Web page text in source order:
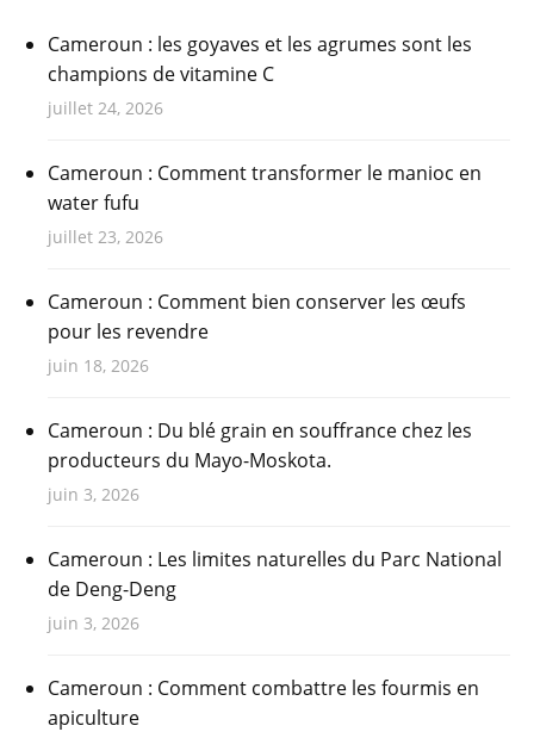
Cameroun : les goyaves et les agrumes sont les
champions de vitamine C
juillet 24, 2026
Cameroun : Comment transformer le manioc en
water fufu
juillet 23, 2026
Cameroun : Comment bien conserver les œufs
pour les revendre
juin 18, 2026
Cameroun : Du blé grain en souffrance chez les
producteurs du Mayo-Moskota.
juin 3, 2026
Cameroun : Les limites naturelles du Parc National
de Deng-Deng
juin 3, 2026
Cameroun : Comment combattre les fourmis en
apiculture